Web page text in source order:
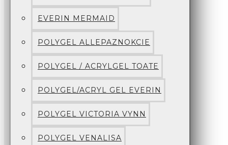
EVERIN MERMAID
POLYGEL ALLEPAZNOKCIE
POLYGEL / ACRYLGEL TOATE
POLYGEL/ACRYL GEL EVERIN
POLYGEL VICTORIA VYNN
POLYGEL VENALISA